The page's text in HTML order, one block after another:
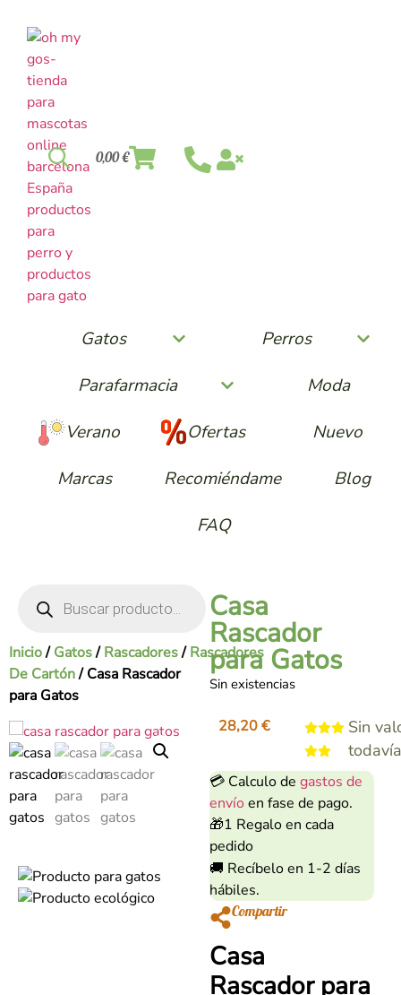
0,00€
Gatos
Perros
Parafarmacia
Moda
Verano
Ofertas
Nuevo
Marcas
Recomiéndame
Blog
FAQ
Inicio/Gatos/Rascadores/Rascadores
De Cartón/ Casa Rascador
para Gatos
Casa
Rascador
para Gatos
Sin existencias
28,20€
Sin
💳 Calculo de gastos de
envío en fase de pago.
🎁1 Regalo en cada
pedido
🚚 Recíbelo en 1-2 días
hábiles.
Compartir
Casa
Rascador para